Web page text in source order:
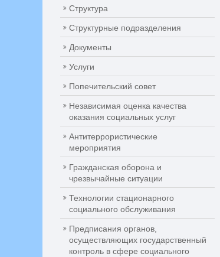
Структура
Структурные подразделения
Документы
Услуги
Попечительский совет
Независимая оценка качества
оказания социальных услуг
Антитеррористические
мероприятия
Гражданская оборона и
чрезвычайные ситуации
Технологии стационарного
социального обслуживания
Предписания органов,
осуществляющих государственный
контроль в сфере социального